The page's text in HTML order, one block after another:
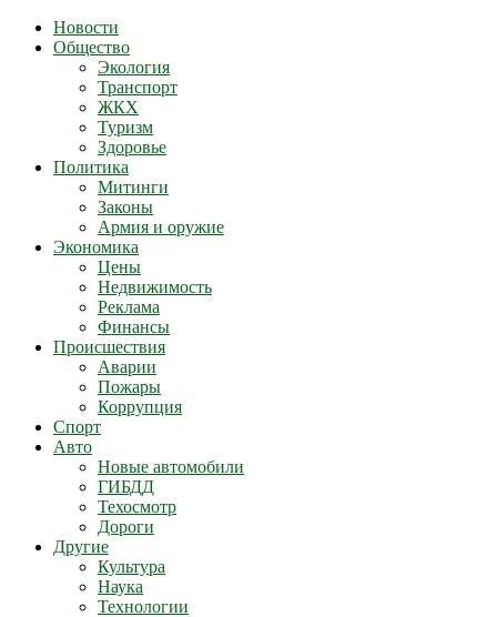
Новости
Общество
Экология
Транспорт
ЖКХ
Туризм
Здоровье
Политика
Митинги
Законы
Армия и оружие
Экономика
Цены
Недвижимость
Реклама
Финансы
Происшествия
Аварии
Пожары
Коррупция
Спорт
Авто
Новые автомобили
ГИБДД
Техосмотр
Дороги
Другие
Культура
Наука
Технологии